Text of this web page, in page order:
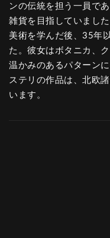
ンの伝統を担う一員で
雑貨を目指していまし
美術を学んだ後、35年
た。彼女はボタニカ、
温かみのあるパターン
ステリの作品は、北欧
います。